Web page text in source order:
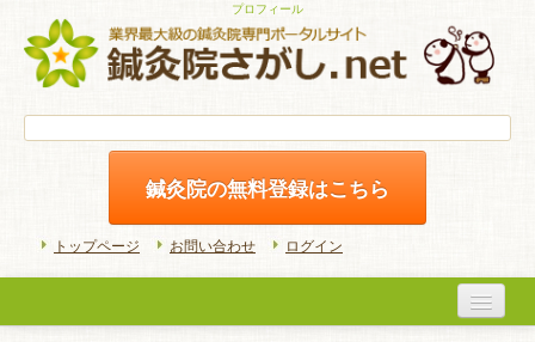
プロフィール
鍼灸院の無料登録はこちら
トップページ お問い合わせ ログイン